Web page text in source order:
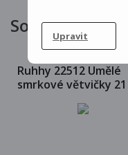
Upravit
Související
Ruhhy 22512 Umělé
smrkové větvičky 21